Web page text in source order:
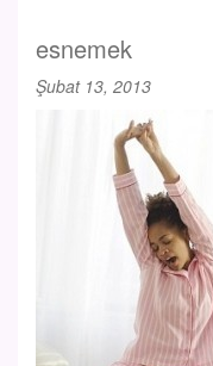
esnemek
Şubat 13, 2013